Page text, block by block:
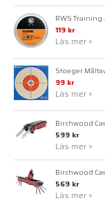
RWS Training
119 kr
Läs mer »
Stoeger
99 kr
Läs mer »
Birchwood
599 kr
Läs mer »
Birchwood
569 kr
Läs mer »